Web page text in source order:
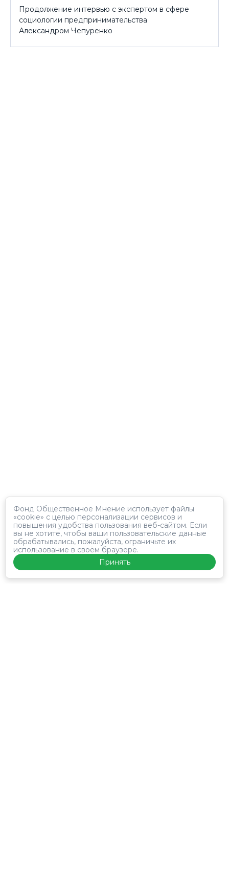
Фонд Общественное Мнение использует файлы
«cookie» с целью персонализации сервисов и
повышения удобства пользования веб-сайтом. Если
вы не хотите, чтобы ваши пользовательские данные
обрабатывались, пожалуйста, ограничьте их
использование в своём браузере.
Принять
Продолжение интервью с экспертом в сфере
социологии предпринимательства
Александром Чепуренко